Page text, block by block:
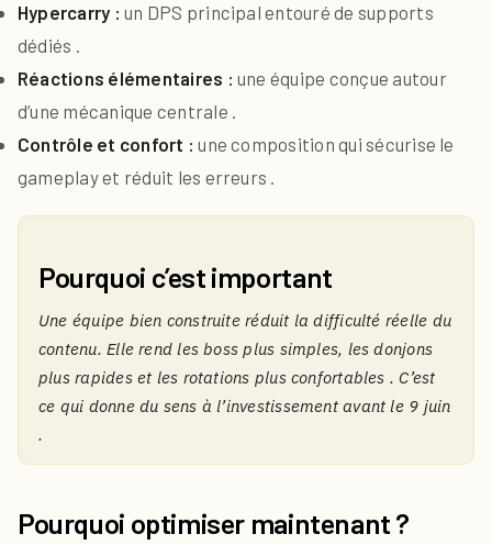
Hypercarry : un DPS principal entouré de supports
dédiés .
Réactions élémentaires : une équipe conçue autour
d’une mécanique centrale .
Contrôle et confort : une composition qui sécurise le
gameplay et réduit les erreurs .
Pourquoi c’est important
Une équipe bien construite réduit la difficulté réelle du
contenu. Elle rend les boss plus simples, les donjons
plus rapides et les rotations plus confortables . C’est
ce qui donne du sens à l’investissement avant le 9 juin
.
Pourquoi optimiser maintenant ?